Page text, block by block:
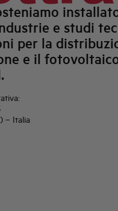
e studi
per la
e il
– Italia